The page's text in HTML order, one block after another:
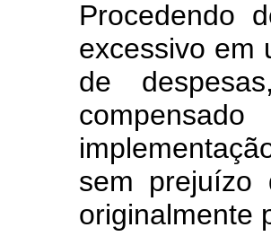
Procedendo
excessivo em
de
sem prejuízo
originalmente